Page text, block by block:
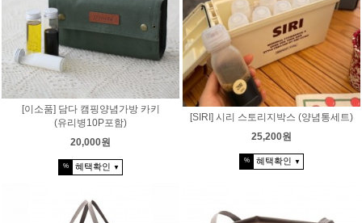
[이소품] 담다 캠핑양념가방 카키
(유리병10P포함)
20,000원
% 혜택확인 ▼
[SIRI] 시리 스토리지박스 (양념통세트)
25,200원
% 혜택확인 ▼